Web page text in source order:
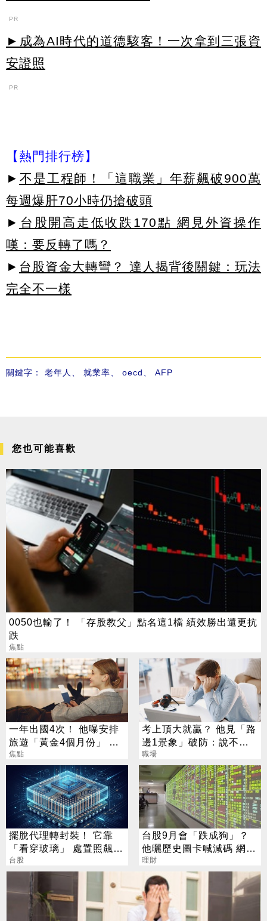
PR
►成為AI時代的道德駭客！一次拿到三張資
安證照
PR
【熱門排行榜】
► 不是工程師！「這職業」年薪飆破900萬
每週爆肝70小時仍搶破頭
► 台股開高走低收跌170點 網見外資操作
嘆：要反轉了嗎？
► 台股資金大轉彎？ 達人揭背後關鍵：玩法
完全不一樣
關鍵字： 老年人 就業率 oecd AFP
您也可能喜歡
0050也輸了！ 「存股教父」點名這1檔 績效勝出還更抗
跌
焦點
一年出國4次！ 他曝安排
旅遊「黃金4個月份」 卡
對整年活在期待中
焦點
考上頂大就贏？ 他見「路
邊1景象」破防：說不清
的挫敗感
職場
擺脫代理轉封裝！ 它靠
「看穿玻璃」 處置照飆2
漲停
台股
台股9月會「跌成狗」？
他曬歷史圖卡喊減碼 網看
法兩極
理財